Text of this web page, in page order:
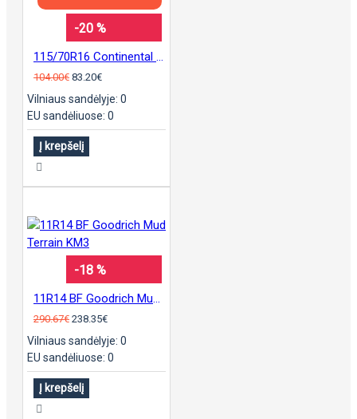
-20 %
104.00€ 83.20€
Vilniaus sandėlyje: 0
EU sandėliuose: 0
Į krepšelį
-18 %
290.67€ 238.35€
Vilniaus sandėlyje: 0
EU sandėliuose: 0
Į krepšelį